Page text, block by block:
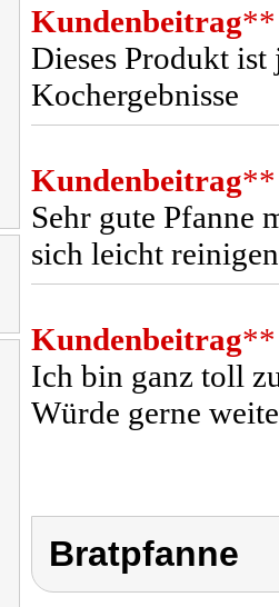
Kundenbeitrag**
Dieses Produkt
Kochergebnisse
Kundenbeitrag**
Sehr gute Pfanne
sich leicht
Kundenbeitrag**
Ich bin ganz toll
Würde gerne
Bratpfanne